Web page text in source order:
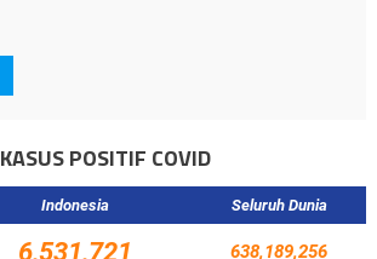
KASUS POSITIF COVID